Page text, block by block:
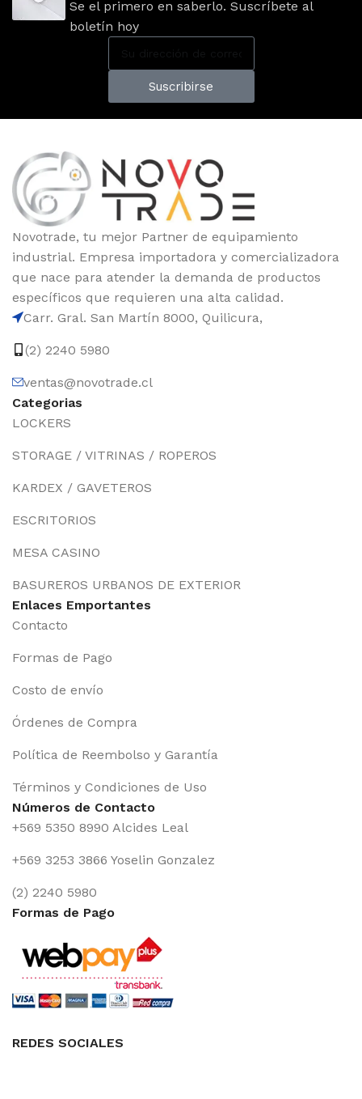
Se el primero en saberlo. Suscríbete al
boletín hoy
Suscribirse
Novotrade, tu mejor Partner de equipamiento
industrial. Empresa importadora y comercializadora
que nace para atender la demanda de productos
específicos que requieren una alta calidad.
Carr. Gral. San Martín 8000, Quilicura,
(2) 2240 5980
ventas@novotrade.cl
Categorias
LOCKERS
STORAGE / VITRINAS / ROPEROS
KARDEX / GAVETEROS
ESCRITORIOS
MESA CASINO
BASUREROS URBANOS DE EXTERIOR
Enlaces Emportantes
Contacto
Formas de Pago
Costo de envío
Órdenes de Compra
Política de Reembolso y Garantía
Términos y Condiciones de Uso
Números de Contacto
+569 5350 8990 Alcides Leal
+569 3253 3866 Yoselin Gonzalez
(2) 2240 5980
Formas de Pago
REDES SOCIALES